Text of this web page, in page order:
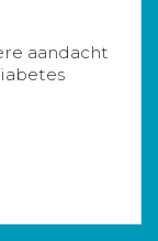
aandacht